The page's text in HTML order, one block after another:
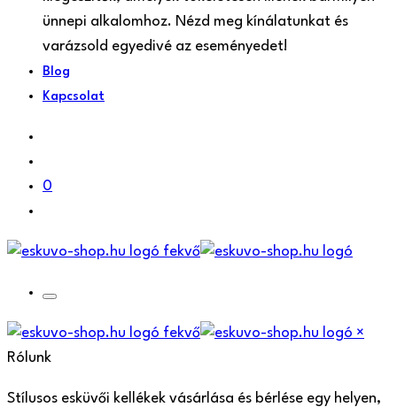
ünnepi alkalomhoz. Nézd meg kínálatunkat és
varázsold egyedivé az eseményedet!
Blog
Kapcsolat
0
×
Rólunk
Stílusos esküvői kellékek vásárlása és bérlése egy helyen,